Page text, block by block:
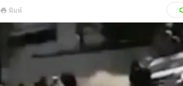
สุขภาพ
เที่ยว-กิน
พิมพ์